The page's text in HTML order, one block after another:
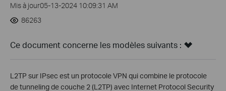
Mis à jour05-13-2024 10:09:31 AM
86263
Ce document concerne les modèles suivants :
L2TP sur IPsec est un protocole VPN qui combine le protocole
de tunneling de couche 2 (L2TP) avec Internet Protocol Security